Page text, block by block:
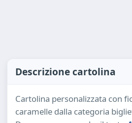
Descrizione cartolina
Cartolina personalizzata con
caramelle dalla categoria